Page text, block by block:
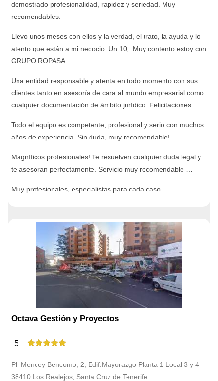
demostrado profesionalidad, rapidez y seriedad. Muy
recomendables.
Llevo unos meses con ellos y la verdad, el trato, la ayuda y lo
atento que están a mi negocio. Un 10,. Muy contento estoy con
GRUPO ROPASA.
Una entidad responsable y atenta en todo momento con sus
clientes tanto en asesoría de cara al mundo empresarial como
cualquier documentación de ámbito jurídico. Felicitaciones
Todo el equipo es competente, profesional y serio con muchos
años de experiencia. Sin duda, muy recomendable!
Magníficos profesionales! Te resuelven cualquier duda legal y
te asesoran perfectamente. Servicio muy recomendable …
Muy profesionales, especialistas para cada caso
Octava Gestión y Proyectos
5
Pl. Mencey Bencomo, 2, Edif.Mayorazgo Planta 1 Local 3 y 4,
38410 Los Realejos, Santa Cruz de Tenerife